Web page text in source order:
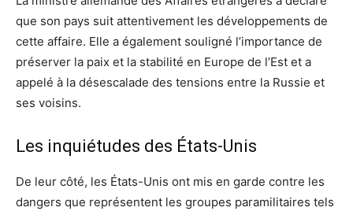
que son pays suit attentivement les développements de
cette affaire. Elle a également souligné l’importance de
préserver la paix et la stabilité en Europe de l’Est et a
appelé à la désescalade des tensions entre la Russie et
ses voisins.
Les inquiétudes des États-Unis
De leur côté, les États-Unis ont mis en garde contre les
dangers que représentent les groupes paramilitaires tels